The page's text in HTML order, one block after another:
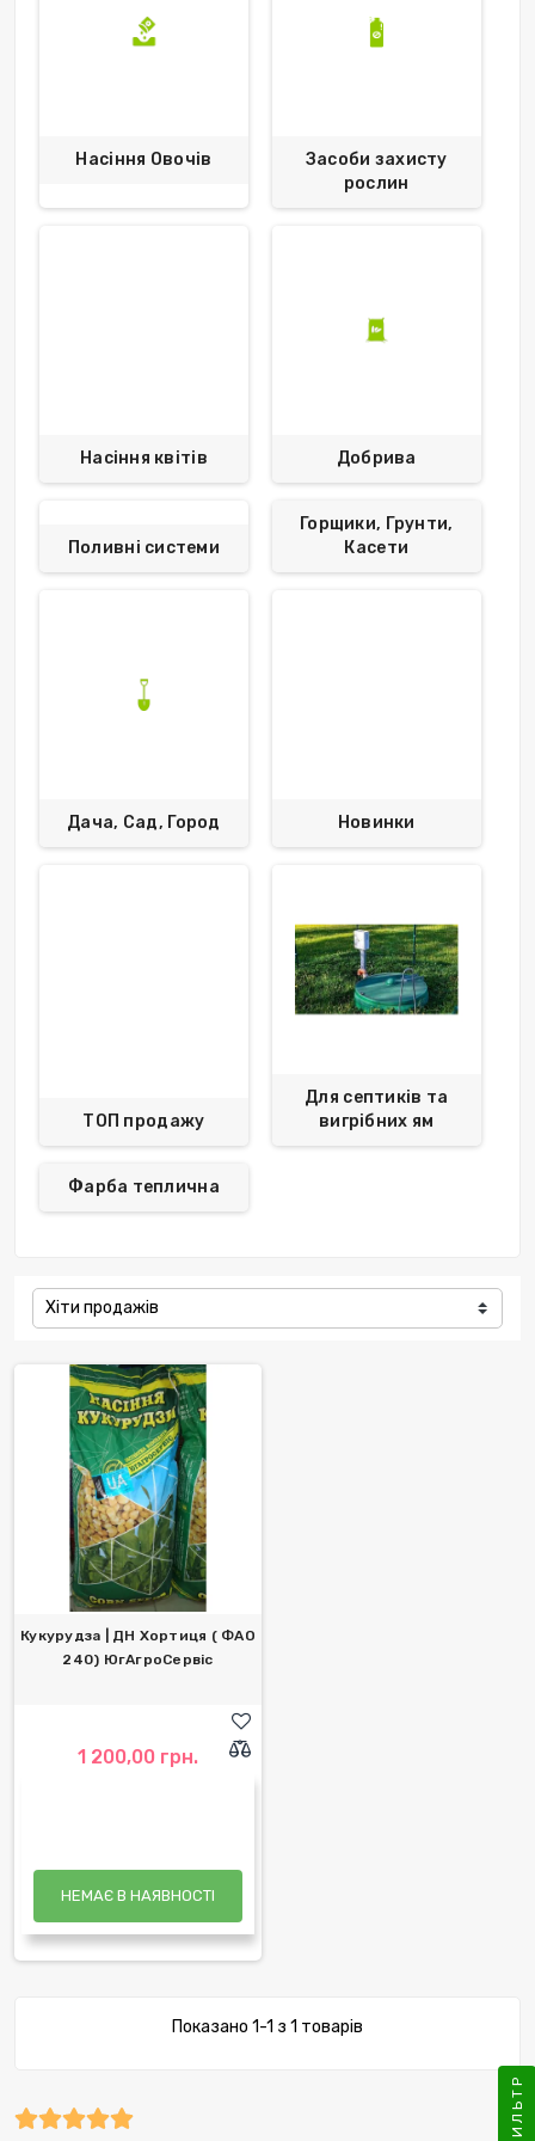
Насіння Овочів
Засоби захисту
рослин
Насіння квітів Добрива
Поливні системи
Горщики, Грунти,
Касети
Дача, Сад, Город Новинки
ТОП продажу
Для септиків та
вигрібних ям
Фарба теплична
Хіти продажів
Кукурудза | ДН Хортиця ( ФАО
240) ЮгАгроСервіс
1 200,00 грн.
НЕМАЄ В НАЯВНОСТІ
Показано 1-1 з 1 товарів
ФИЛЬТР